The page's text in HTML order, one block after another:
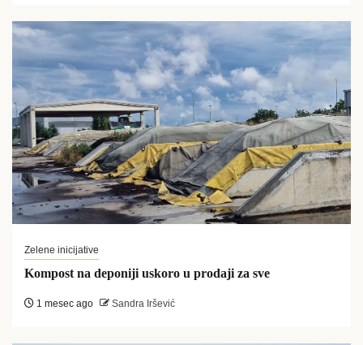
Zelene inicijative
Kompost na deponiji uskoro u prodaji za sve
1 mesec ago Sandra Iršević